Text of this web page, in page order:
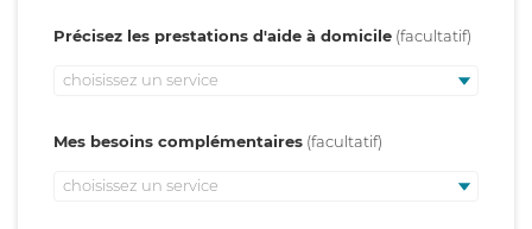
Précisez les prestations d'aide à domicile
choisissez un service
Mes besoins complémentaires
choisissez un service